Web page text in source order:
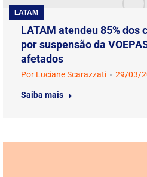
LATAM
LATAM atendeu 85%
por suspensão da
afetados
Por Luciane Scarazzati 29/03/
Saiba mais